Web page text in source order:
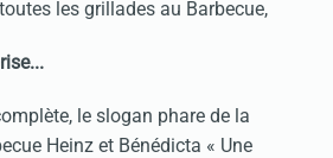
les grillades au Barbecue,
le slogan phare de la
Heinz et Bénédicta « Une